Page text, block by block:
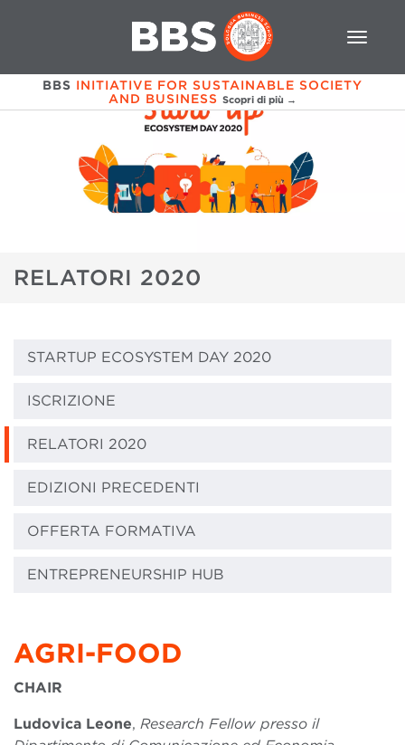
BBS INITIATIVE FOR SUSTAINABLE SOCIETY
AND BUSINESS Scopri di più →
RELATORI 2020
STARTUP ECOSYSTEM DAY 2020
ISCRIZIONE
RELATORI 2020
EDIZIONI PRECEDENTI
OFFERTA FORMATIVA
ENTREPRENEURSHIP HUB
AGRI-FOOD
CHAIR
Ludovica Leone, Research Fellow presso il